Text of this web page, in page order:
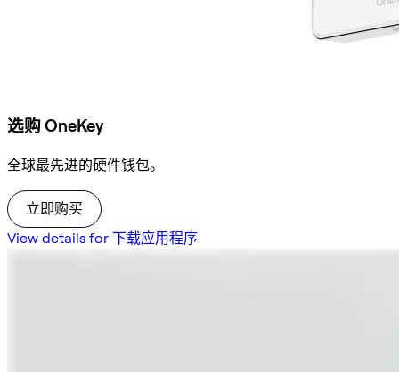
选购 OneKey
全球最先进的硬件钱包。
立即购买
View details for 下载应用程序